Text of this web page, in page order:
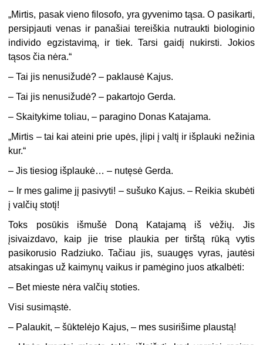
„Mirtis, pasak vieno filosofo, yra gyvenimo tąsa. O pasikarti,
persipjauti venas ir panašiai tereiškia nutraukti biologinio
individo egzistavimą, ir tiek. Tarsi gaidį nukirsti. Jokios
tąsos čia nėra.“
– Tai jis nenusižudė? – paklausė Kajus.
– Tai jis nenusižudė? – pakartojo Gerda.
– Skaitykime toliau, – paragino Donas Katajama.
„Mirtis – tai kai ateini prie upės, įlipi į valtį ir išplauki nežinia
kur.“
– Jis tiesiog išplaukė… – nutęsė Gerda.
– Ir mes galime jį pasivyti! – sušuko Kajus. – Reikia skubėti
į valčių stotį!
Toks posūkis išmušė Doną Katajamą iš vėžių. Jis
įsivaizdavo, kaip jie trise plaukia per tirštą rūką vytis
pasikorusio Radziuko. Tačiau jis, suaugęs vyras, jautėsi
atsakingas už kaimynų vaikus ir pamėgino juos atkalbėti:
– Bet mieste nėra valčių stoties.
Visi susimąstė.
– Palaukit, – šūktelėjo Kajus, – mes susirišime plaustą!